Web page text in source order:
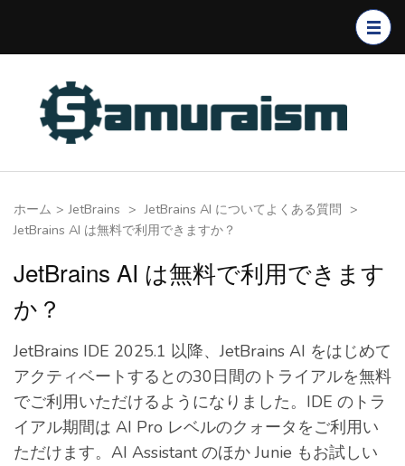
ッ
プ
(Enter
押
す)
ホーム > JetBrains > JetBrains AI についてよくある質問 >
JetBrains AI は無料で利用できますか？
JetBrains AI は無料で利用できます
か？
JetBrains IDE 2025.1 以降、JetBrains AI をはじめて
アクティベートするとの30日間のトライアルを無料
でご利用いただけるようになりました。IDE のトラ
イアル期間は AI Pro レベルのクォータをご利用い
ただけます。AI Assistant のほか Junie もお試しい